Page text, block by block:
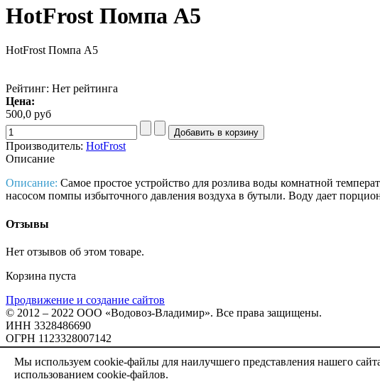
HotFrost Помпа A5
HotFrost Помпа A5
Рейтинг: Нет рейтинга
Цена:
500,0 руб
Производитель: HotFrost
Описание
Описание: Самое простое устройство для розлива воды комнатной
насосом помпы избыточного давления воздуха в бутыли. Воду дает
Отзывы
Нет отзывов об этом товаре.
Корзина пуста
Продвижение и создание сайтов
© 2012 – 2022 ООО «Водовоз-Владимир». Все права защищены.
ИНН 3328486690
ОГРН 1123328007142
Карта сайта
Политика конфиденциальности
Пользовательское соглашение
Мы используем cookie-файлы для наилучшего представления нашего
использованием cookie-файлов.